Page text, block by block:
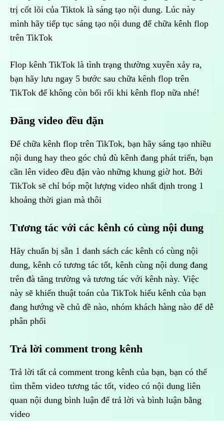
trị cốt lõi của Tiktok là sáng tạo nội dung. Lúc này
mình hãy tiếp tục sáng tạo nội dung để chữa kênh flop
trên TikTok
Flop kênh TikTok là tình trạng thường xuyên xảy ra,
bạn hãy lưu ngay 5 bước sau chữa kênh flop trên
TikTok để không còn bối rối khi kênh flop nữa nhé!
Đăng video đều đặn
Để chữa kênh flop trên TikTok, bạn hãy sáng tạo nhiều
nội dung hay theo góc chủ đù kênh đang phát triển, bạn
cần lên video đều đặn vào những khung giờ hot. Bởi
TikTok sẽ chỉ bóp một lượng video nhất định trong 1
khoảng thời gian mà thôi
Tương tác với các kênh có cùng nội dung
Hãy chuẩn bị sẵn 1 danh sách các kênh có cùng nội
dung, kênh có tương tác tốt, kênh cùng nội dung đang
trên đà tăng trường và tương tác với kênh này. Việc
này sẽ khiến thuật toán của TikTok hiểu kênh của bạn
đang hướng về chủ đề nào, nhóm khách hàng nào để dễ
phân phối
Trả lời comment trong kênh
Trả lời tất cả comment trong kênh của bạn, bạn có thể
tìm thêm video tương tác tốt, video có nội dung liên
quan nội dung bình luận để trả lời và bình luận bằng
video